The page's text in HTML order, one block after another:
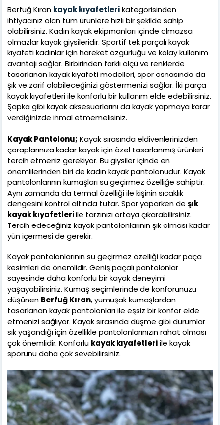
Berfuğ Kıran kayak kıyafetlerikategorisinden
ihtiyacınız olan tüm ürünlere hızlı bir şekilde sahip
olabilirsiniz. Kadın kayak ekipmanları içinde olmazsa
olmazlar kayak giysileridir. Sportif tek parçalı kayak
kıyafeti kadınlar için hareket özgürlüğü ve kolay kullanım
avantajı sağlar. Birbirinden farklı ölçü ve renklerde
tasarlanan kayak kıyafeti modelleri, spor esnasında da
şık ve zarif olabileceğinizi göstermenizi sağlar. İki parça
kayak kıyafetleri ile konforlu bir kullanım elde edebilirsiniz.
Şapka gibi kayak aksesuarlarını da kayak yapmaya karar
verdiğinizde ihmal etmemelisiniz.
Kayak Pantolonu; Kayak sırasında eldivenlerinizden
çoraplarınıza kadar kayak için özel tasarlanmış ürünleri
tercih etmeniz gerekiyor. Bu giysiler içinde en
önemlilerinden biri de kadın kayak pantolonudur. Kayak
pantolonlarının kumaşları su geçirmez özelliğe sahiptir.
Aynı zamanda da termal özelliği ile kişinin sıcaklık
dengesini kontrol altında tutar. Spor yaparken de şık
kayak kıyafetleriile tarzınızı ortaya çıkarabilirsiniz.
Tercih edeceğiniz kayak pantolonlarının şık olması kadar
yün içermesi de gerekir.
Kayak pantolonlarının su geçirmez özelliği kadar paça
kesimleri de önemlidir. Geniş paçalı pantolonlar
sayesinde daha konforlu bir kayak deneyimi
yaşayabilirsiniz. Kumaş seçimlerinde de konforunuzu
düşünen Berfuğ Kıran, yumuşak kumaşlardan
tasarlanan kayak pantolonları ile eşsiz bir konfor elde
etmenizi sağlıyor. Kayak sırasında düşme gibi durumlar
sık yaşandığı için özellikle pantolonlarınızın rahat olması
çok önemlidir. Konforlu kayak kıyafetleriile kayak
sporunu daha çok sevebilirsiniz.